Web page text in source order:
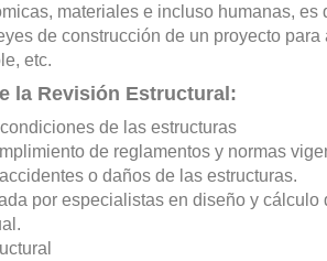
materiales e incluso humanas,
de construcción de un proyecto
etc.
la Revisión Estructural:
de las estructuras
de reglamentos y normas
o daños de las estructuras.
por especialistas en diseño y cálculo